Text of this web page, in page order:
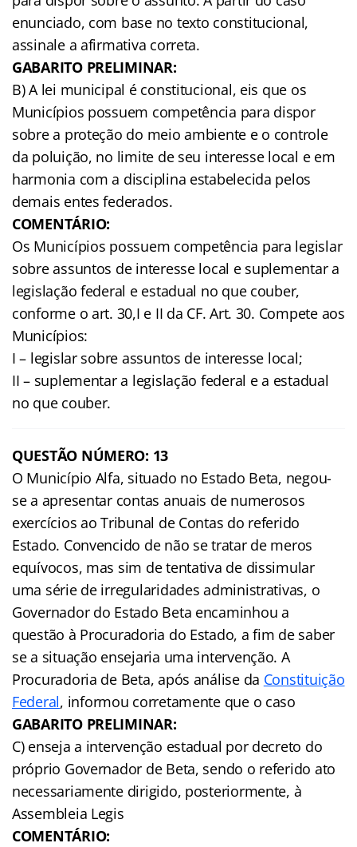
enunciado, com base no texto constitucional,
assinale a afirmativa correta.
GABARITO PRELIMINAR:
B) A lei municipal é constitucional, eis que os
Municípios possuem competência para dispor
sobre a proteção do meio ambiente e o controle
da poluição, no limite de seu interesse local e em
harmonia com a disciplina estabelecida pelos
demais entes federados.
COMENTÁRIO:
Os Municípios possuem competência para legislar
sobre assuntos de interesse local e suplementar a
legislação federal e estadual no que couber,
conforme o art. 30,I e II da CF. Art. 30. Compete aos
Municípios:
I – legislar sobre assuntos de interesse local;
II – suplementar a legislação federal e a estadual
no que couber.
QUESTÃO NÚMERO: 13
O Município Alfa, situado no Estado Beta, negou-
se a apresentar contas anuais de numerosos
exercícios ao Tribunal de Contas do referido
Estado. Convencido de não se tratar de meros
equívocos, mas sim de tentativa de dissimular
uma série de irregularidades administrativas, o
Governador do Estado Beta encaminhou a
questão à Procuradoria do Estado, a fim de saber
se a situação ensejaria uma intervenção. A
Procuradoria de Beta, após análise da Constituição
Federal, informou corretamente que o caso
GABARITO PRELIMINAR:
C) enseja a intervenção estadual por decreto do
próprio Governador de Beta, sendo o referido ato
necessariamente dirigido, posteriormente, à
Assembleia Legis
COMENTÁRIO: